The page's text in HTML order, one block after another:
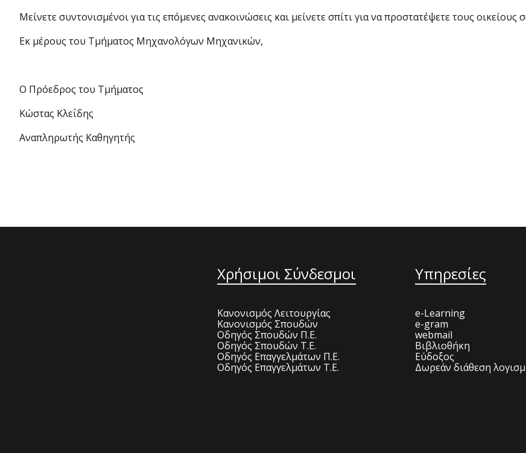
Μείνετε συντονισμένοι για τις επόμενες ανακοινώσεις και μείνετε σπίτι για να προστατέψετε τους οικείους
Εκ μέρους του Τμήματος Μηχανολόγων Μηχανικών,
Ο Πρόεδρος του Τμήματος
Κώστας Κλεΐδης
Αναπληρωτής Καθηγητής
Χρήσιμοι Σύνδεσμοι
Κανονισμός Λειτουργίας
Κανονισμός Σπουδών
Οδηγός Σπουδών Π.Ε.
Οδηγός Σπουδών Τ.Ε.
Οδηγός Επαγγελμάτων Π.Ε.
Οδηγός Επαγγελμάτων Τ.Ε.
Υπηρεσίες
e-Learning
e-gram
webmail
Βιβλιοθήκη
Εύδοξος
Δωρεάν διάθεση